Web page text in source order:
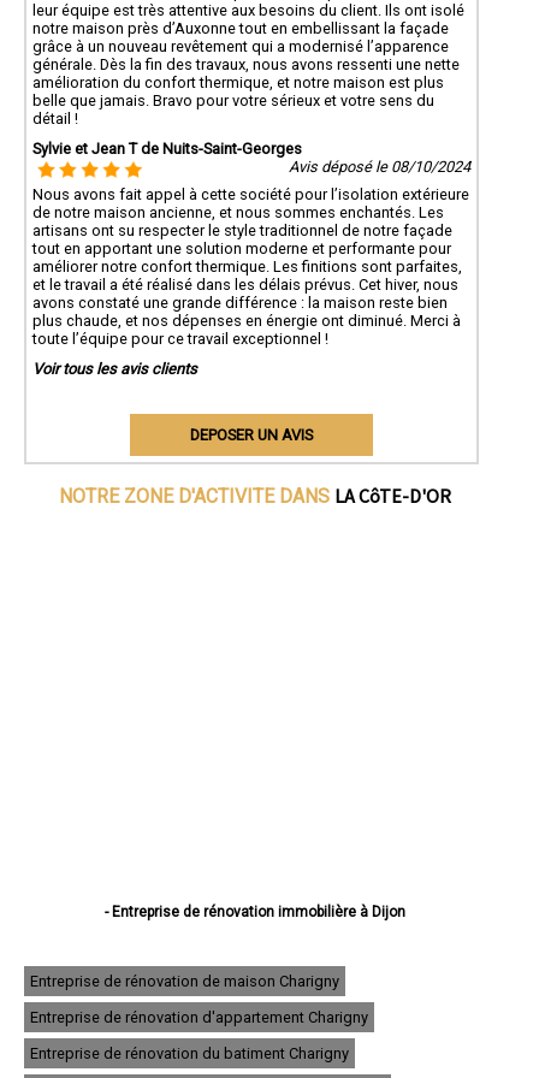
leur équipe est très attentive aux besoins du client. Ils ont isolé
notre maison près d’Auxonne tout en embellissant la façade
grâce à un nouveau revêtement qui a modernisé l’apparence
générale. Dès la fin des travaux, nous avons ressenti une nette
amélioration du confort thermique, et notre maison est plus
belle que jamais. Bravo pour votre sérieux et votre sens du
détail !
Sylvie et Jean T de Nuits-Saint-Georges
Avis déposé le 08/10/2024
Nous avons fait appel à cette société pour l’isolation extérieure
de notre maison ancienne, et nous sommes enchantés. Les
artisans ont su respecter le style traditionnel de notre façade
tout en apportant une solution moderne et performante pour
améliorer notre confort thermique. Les finitions sont parfaites,
et le travail a été réalisé dans les délais prévus. Cet hiver, nous
avons constaté une grande différence : la maison reste bien
plus chaude, et nos dépenses en énergie ont diminué. Merci à
toute l’équipe pour ce travail exceptionnel !
Voir tous les avis clients
DEPOSER UN AVIS
NOTRE ZONE D'ACTIVITE DANS LA CôTE-D'OR
- Entreprise de rénovation immobilière à Dijon
- Entreprise de rénovation immobilière à Talant
- Entreprise de rénovation immobilière à Chevigny-Saint-Sauveur
- Entreprise de rénovation immobilière à Quetigny
- Entreprise de rénovation immobilière à Longvic
- Entreprise de rénovation immobilière à Fontaine-lès-Dijon
Entreprise de rénovation de maison Charigny
Entreprise de rénovation d'appartement Charigny
Entreprise de rénovation du batiment Charigny